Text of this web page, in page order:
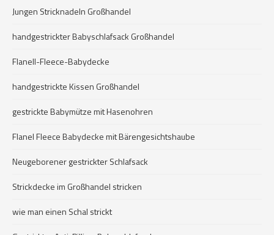
Jungen Stricknadeln Großhandel
handgestrickter Babyschlafsack Großhandel
Flanell-Fleece-Babydecke
handgestrickte Kissen Großhandel
gestrickte Babymütze mit Hasenohren
Flanel Fleece Babydecke mit Bärengesichtshaube
Neugeborener gestrickter Schlafsack
Strickdecke im Großhandel stricken
wie man einen Schal strickt